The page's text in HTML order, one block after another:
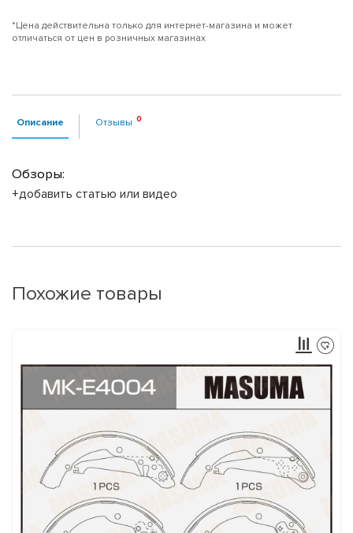
*Цена действительна только для интернет-магазина и может
отличаться от цен в розничных магазинах
Описание Отзывы
Обзоры:
+добавить статью или видео
Похожие товары